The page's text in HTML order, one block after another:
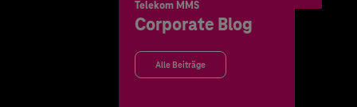
Telekom MMS
Corporate Blog
Alle Beiträge